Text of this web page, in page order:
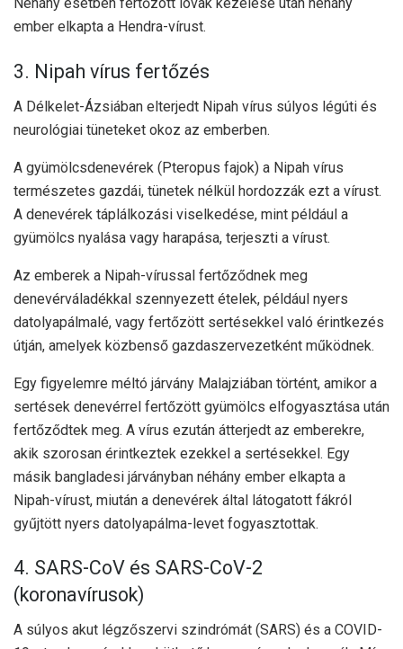
ember elkapta a Hendra-vírust.
3. Nipah vírus fertőzés
A Délkelet-Ázsiában elterjedt Nipah vírus súlyos légúti és
neurológiai tüneteket okoz az emberben.
A gyümölcsdenevérek (Pteropus fajok) a Nipah vírus
természetes gazdái, tünetek nélkül hordozzák ezt a vírust.
A denevérek táplálkozási viselkedése, mint például a
gyümölcs nyalása vagy harapása, terjeszti a vírust.
Az emberek a Nipah-vírussal fertőződnek meg
denevérváladékkal szennyezett ételek, például nyers
datolyapálmalé, vagy fertőzött sertésekkel való érintkezés
útján, amelyek közbenső gazdaszervezetként működnek.
Egy figyelemre méltó járvány Malajziában történt, amikor a
sertések denevérrel fertőzött gyümölcs elfogyasztása után
fertőződtek meg. A vírus ezután átterjedt az emberekre,
akik szorosan érintkeztek ezekkel a sertésekkel. Egy
másik bangladesi járványban néhány ember elkapta a
Nipah-vírust, miután a denevérek által látogatott fákról
gyűjtött nyers datolyapálma-levet fogyasztottak.
4. SARS-CoV és SARS-CoV-2
(koronavírusok)
A súlyos akut légzőszervi szindrómát (SARS) és a COVID-